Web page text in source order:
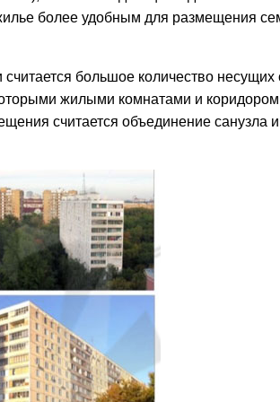
более удобным для размещения
большое количество
жилыми комнатами и
считается объединение санузла